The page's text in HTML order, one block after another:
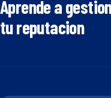
Aprende a
tu reputacion